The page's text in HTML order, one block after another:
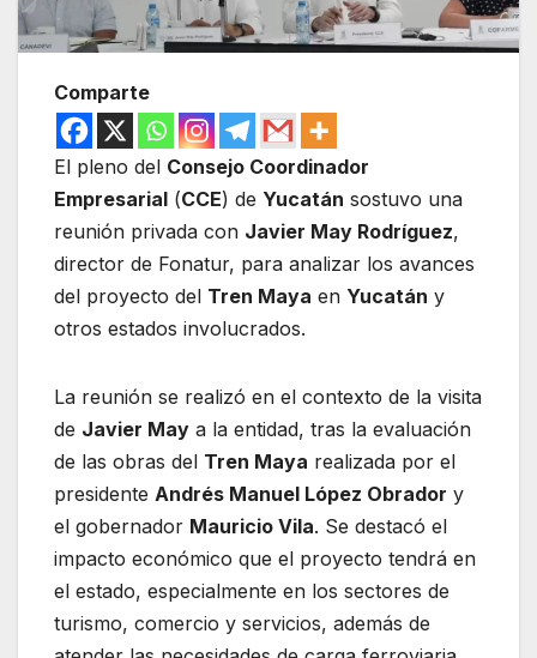
Comparte
El pleno del Consejo Coordinador
Empresarial (CCE) de Yucatán sostuvo una
reunión privada con Javier May Rodríguez,
director de Fonatur, para analizar los avances
del proyecto del Tren Maya en Yucatán y
otros estados involucrados.
La reunión se realizó en el contexto de la visita
de Javier May a la entidad, tras la evaluación
de las obras del Tren Maya realizada por el
presidente Andrés Manuel López Obrador y
el gobernador Mauricio Vila. Se destacó el
impacto económico que el proyecto tendrá en
el estado, especialmente en los sectores de
turismo, comercio y servicios, además de